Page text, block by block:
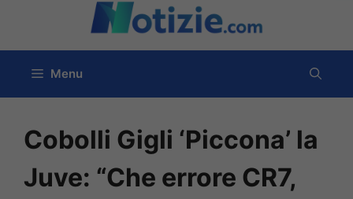
contenuto
Menu
Cobolli Gigli ‘Piccona’ la
Juve: “Che errore CR7,